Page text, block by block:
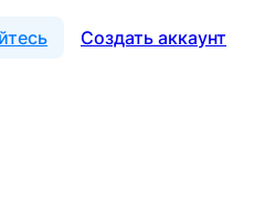
Создать аккаунт